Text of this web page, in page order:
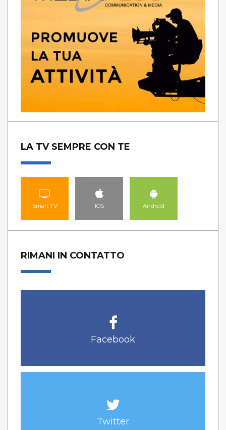
LA TV SEMPRE CON TE
Smart TV IOS Android
RIMANI IN CONTATTO
Facebook
Twitter